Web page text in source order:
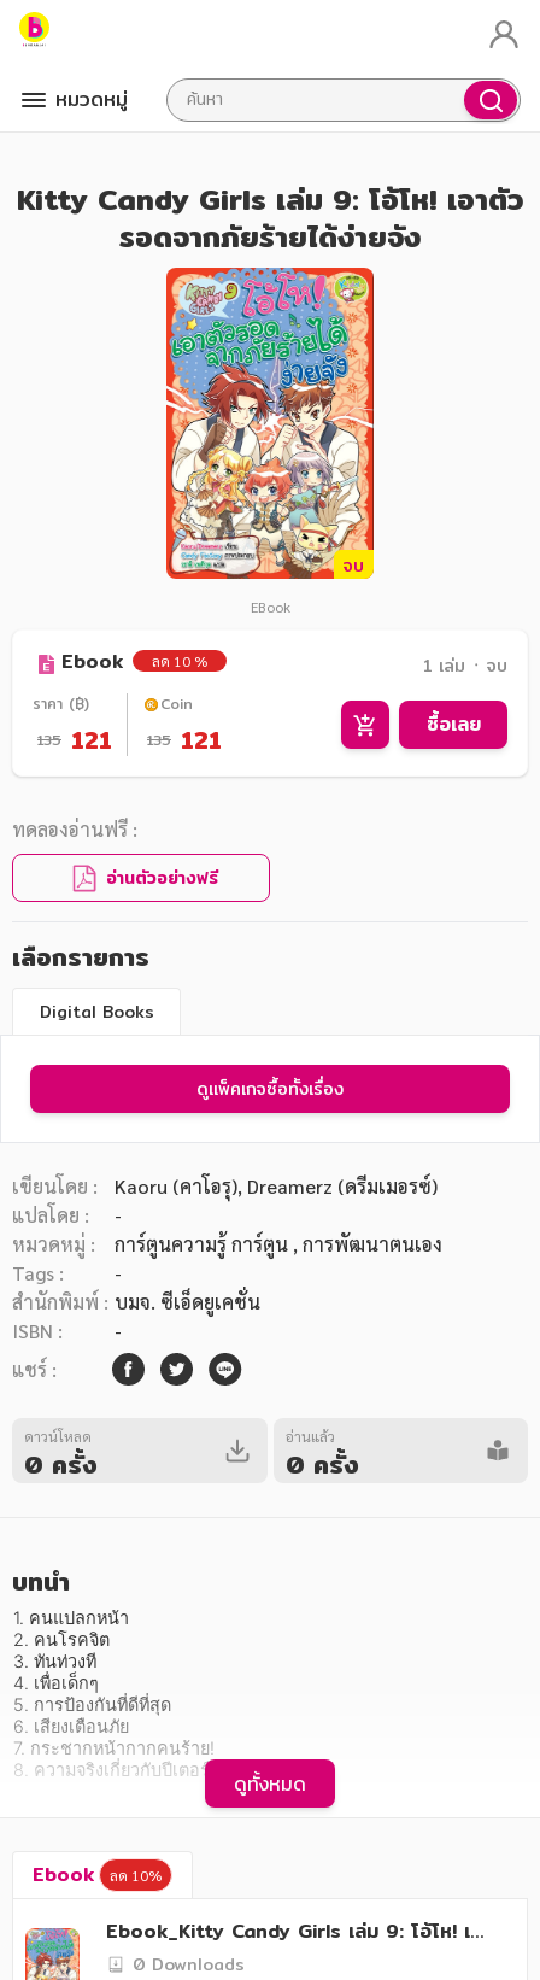
หมวดหมู่
หมวดหมู่หนังสือ
หมวดหมู่ยอดนิยม
หนังสือออกใหม่ หนังสือยอดนิยม หนังสือเช่า
อีบุ๊กอ่านฟรี
หมวดหมู่หนังสือ
อาหาร สุขภาพ การแพทย์
ศิลปะ บันเทิง กีฬา ท่องเที่ยว
สังคม วัฒนธรรม การปกครอง ศาสนาและปรัชญา
ศาสนา และปรัชญา
การเงิน การลงทุน บริหาร
ครอบครัว
Kitty Candy Girls เล่ม 9: โอ้โห! เอาตัว
รอดจากภัยร้ายได้ง่ายจัง
จบ
EBook
Ebook ลด 10 % 1 เล่ม ᛫ จบ
ราคา (฿)
135 121
Coin
135 121 ซื้อเลย
ทดลองอ่านฟรี :
อ่านตัวอย่างฟรี
เลือกรายการ
Digital Books
ดูแพ็คเกจซื้อทั้งเรื่อง
เขียนโดย : Kaoru (คาโอรุ), Dreamerz (ดรีมเมอรซ์)
แปลโดย :
-
หมวดหมู่ :
การ์ตูนความรู้ การ์ตูน , การพัฒนาตนเอง
Tags :
-
สำนักพิมพ์ : บมจ. ซีเอ็ดยูเคชั่น
ISBN :
-
แชร์ :
ดาวน์โหลด
0 ครั้ง
อ่านแล้ว
0 ครั้ง
บทนำ
1. คนแปลกหน้า
2. คนโรคจิต
3. ทันท่วงที
4. เพื่อเด็กๆ
5. การป้องกันที่ดีที่สุด
6. เสียงเตือนภัย
7. กระชากหน้ากากคนร้าย!
8. ความจริงเกี่ยวกับปีเตอร์
และรู้สึกไม่ปลอดภัย "กลุ่มคิตตี้แคนดี้" เห็นชายแปลกหน้าชอบมาทำ
ลับๆ ล่อ แถวโรงเรียน เลยคิดว่าเป็นคนร้าย พวกเธอจะเอาตัวรอดจาก
คนร้ายได้ยังไง เมื่อคนร้ายตัวจริงแฝงตัวอยู่ในโรงเรียน และเป็นคนที่
ดูทั้งหมด
Ebook ลด 10%
Ebook_Kitty Candy Girls เล่ม 9: โอ้โห! เอ
าตัวรอดจากภัยร้ายได้ง่ายจัง
0 Downloads